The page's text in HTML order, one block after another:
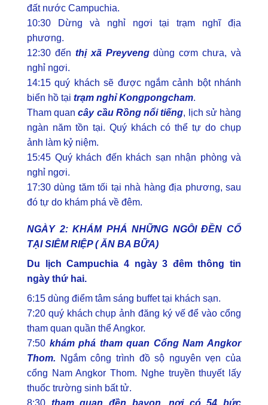
đất nước Campuchia.
10:30 Dừng và nghỉ ngơi tại trạm nghĩ địa
phương.
12:30 đến thị xã Preyvengdùng cơm chưa, và
nghỉ ngơi.
14:15 quý khách sẽ được ngắm cảnh bột nhánh
biển hồ tại trạm nghỉ Kongpongcham.
Tham quancây cầu Rồng nổi tiếng, lịch sử hàng
ngàn năm tồn tại. Quý khách có thể tự do chụp
ảnh làm kỷ niệm.
15:45 Quý khách đến khách sạn nhận phòng và
nghỉ ngơi.
17:30 dùng tăm tối tại nhà hàng địa phương, sau
đó tự do khám phá về đêm.
NGÀY 2: KHÁM PHÁ NHỮNG NGÔI ĐỀN CỔ
TẠI SIÊM RIỆP ( ĂN BA BỮA)
Du lịch Campuchia 4 ngày 3 đêm thông tin
ngày thứ hai.
6:15 dùng điểm tâm sáng buffet tại khách sạn.
7:20 quý khách chụp ảnh đăng ký vế để vào cổng
tham quan quần thể Angkor.
7:50 khám phá tham quan Cổng Nam Angkor
Thom. Ngắm công trình đồ sộ nguyên vẹn của
cổng Nam Angkor Thom. Nghe truyền thuyết lấy
thuốc trường sinh bất tử.